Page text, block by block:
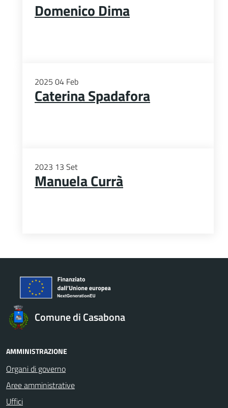
Domenico Dima
2025 04 Feb
Caterina Spadafora
2023 13 Set
Manuela Currà
Comune di Casabona
AMMINISTRAZIONE
Organi di governo
Aree amministrative
Uffici